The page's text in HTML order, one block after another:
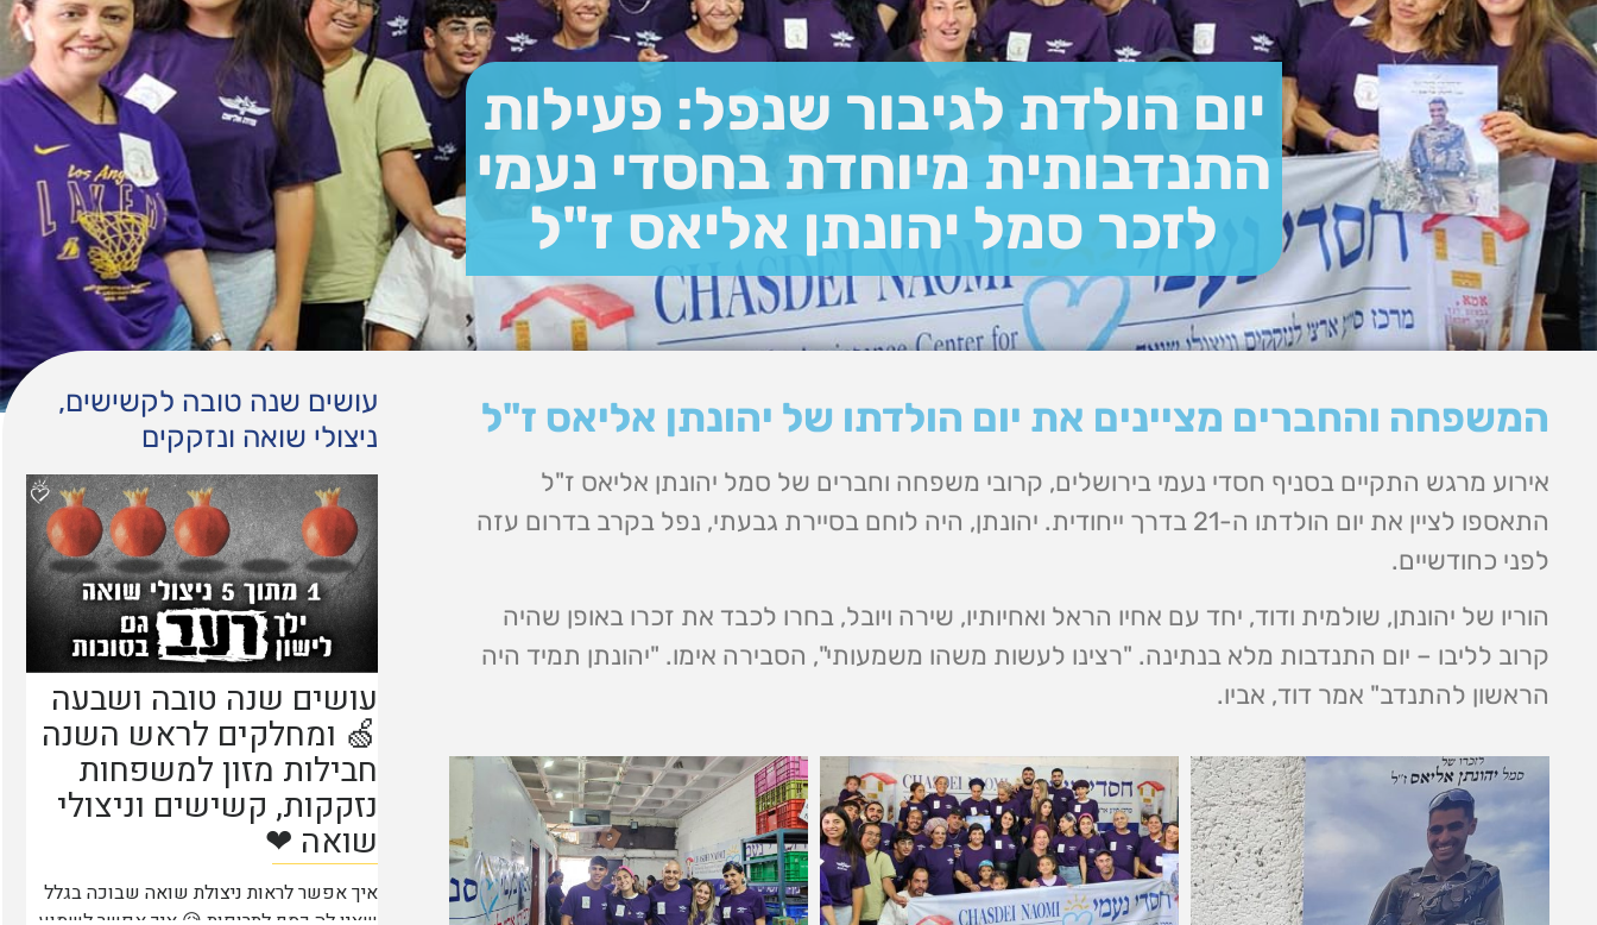
יום הולדת לגיבור שנפל: פעילות
התנדבותית מיוחדת בחסדי נעמי
לזכר סמל יהונתן אליאס ז"ל
המשפחה והחברים מציינים את יום הולדתו של יהונתן אליאס ז"ל
אירוע מרגש התקיים בסניף חסדי נעמי בירושלים, קרובי משפחה וחברים של סמל יהונתן אליאס ז"ל
התאספו לציין את יום הולדתו ה-21 בדרך ייחודית. יהונתן, היה לוחם בסיירת גבעתי, נפל בקרב בדרום עזה
לפני כחודשיים.
הוריו של יהונתן, שולמית ודוד, יחד עם אחיו הראל ואחיותיו, שירה ויובל, בחרו לכבד את זכרו באופן שהיה
קרוב לליבו – יום התנדבות מלא בנתינה. "רצינו לעשות משהו משמעותי", הסבירה אימו. "יהונתן תמיד היה
הראשון להתנדב" אמר דוד, אביו.
עושים שנה טובה לקשישים,
ניצולי שואה ונזקקים